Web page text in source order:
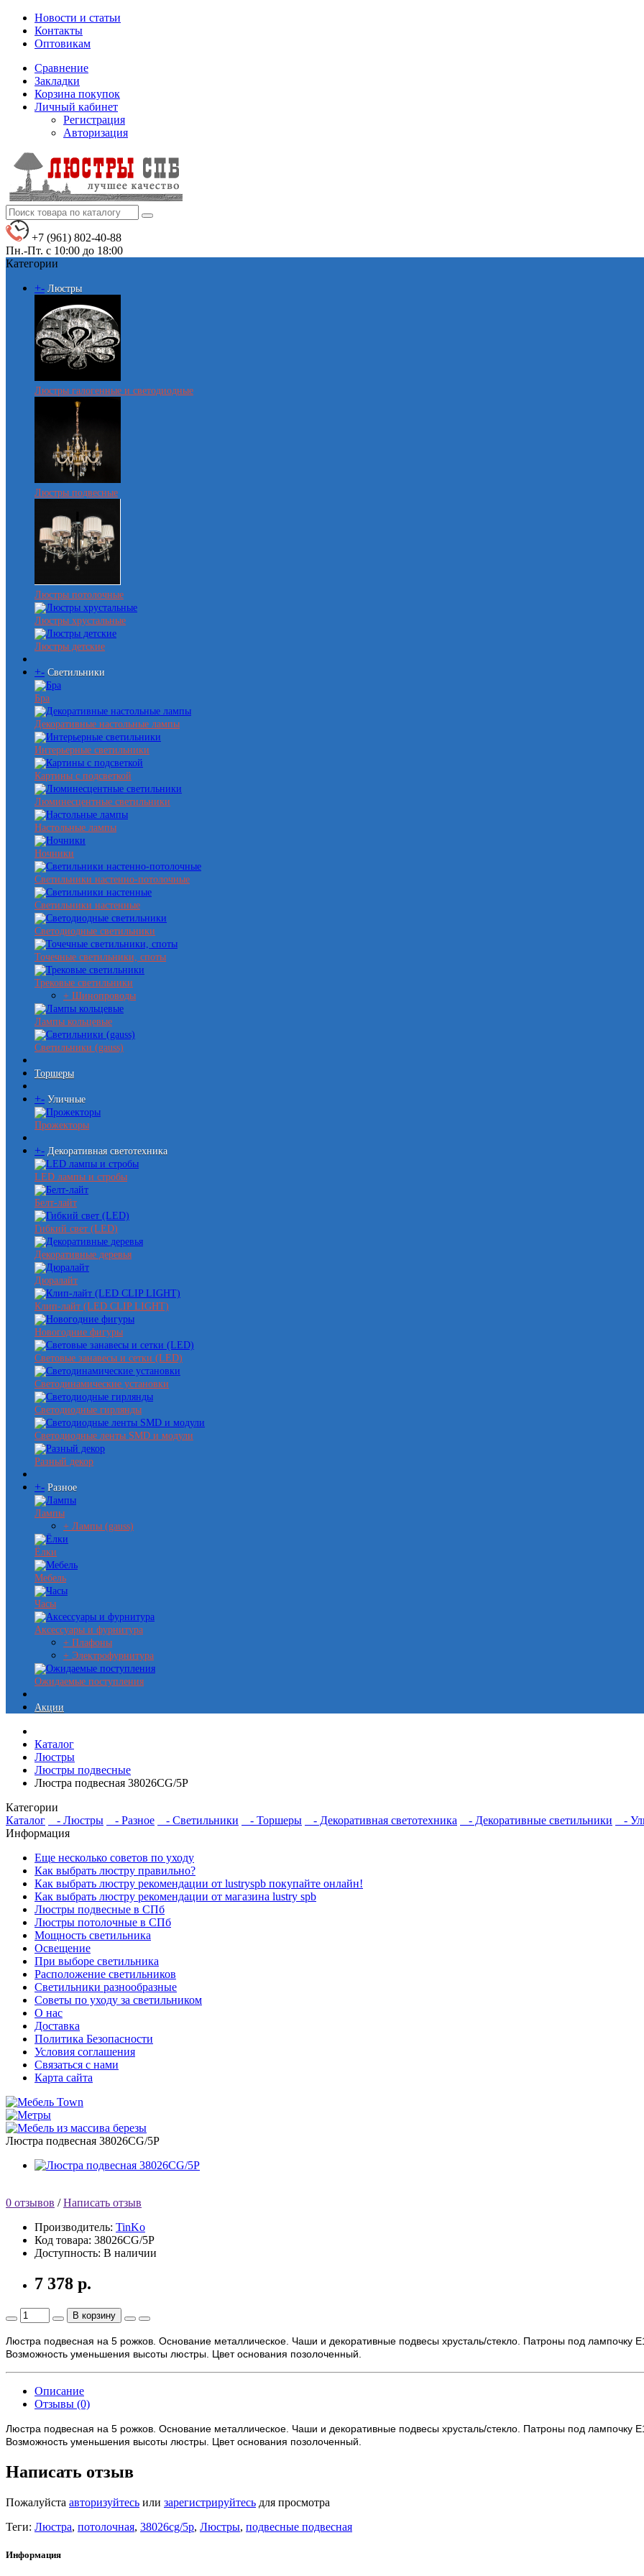
Новости и статьи
Контакты
Оптовикам
Сравнение
Закладки
Корзина покупок
Личный кабинет
Регистрация
Авторизация
+7 (961) 802-40-88
Пн.-Пт. с 10:00 до 18:00
Категории
+- Люстры
Люстры галогенные и светодиодные
Люстры подвесные
Люстры потолочные
Люстры хрустальные
Люстры детские
+- Светильники
Бра
Декоративные настольные лампы
Интерьерные светильники
Картины с подсветкой
Люминесцентные светильники
Настольные лампы
Ночники
Светильники настенно-потолочные
Светильники настенные
Светодиодные светильники
Точечные светильники, споты
Трековые светильники
+ Шинопроводы
Лампы кольцевые
Светильники (gauss)
Торшеры
+- Уличные
Прожекторы
+- Декоративная светотехника
LED лампы и стробы
Белт-лайт
Гибкий свет (LED)
Декоративные деревья
Дюралайт
Клип-лайт (LED CLIP LIGHT)
Новогодние фигуры
Световые занавесы и сетки (LED)
Светодинамические установки
Светодиодные гирлянды
Светодиодные ленты SMD и модули
Разный декор
+- Разное
Лампы
+ Лампы (gauss)
Ёлки
Мебель
Часы
Аксессуары и фурнитура
+ Плафоны
+ Электрофурнитура
Ожидаемые поступления
Акции
Каталог
Люстры
Люстры подвесные
Люстра подвесная 38026CG/5P
Категории
Каталог
- Люстры - Разное - Светильники - Торшеры - Декоративная светотехника - Декоративные светильники
-
Информация
Еще несколько советов по уходу
Как выбрать люстру правильно?
Как выбрать люстру рекомендации от lustryspb покупайте онлайн!
Как выбрать люстру рекомендации от магазина lustry spb
Люстры подвесные в СПб
Люстры потолочные в СПб
Мощность светильника
Освещение
При выборе светильника
Расположение светильников
Светильники разнообразные
Советы по уходу за светильником
О нас
Доставка
Политика Безопасности
Условия соглашения
Связаться с нами
Карта сайта
Люстра подвесная 38026CG/5P
0 отзывов /Написать отзыв
Производитель: TinKo
Код товара: 38026CG/5P
Доступность: В наличии
7 378 р.
В корзину
Люстра подвесная на 5 рожков. Основание металлическое. Чаши и декоративные подвесы хрусталь/стекло. Патроны под лампочку
Возможность уменьшения высоты люстры. Цвет основания позолоченный.
Описание
Отзывы (0)
Люстра подвесная на 5 рожков. Основание металлическое. Чаши и декоративные подвесы хрусталь/стекло. Патроны под лампочку
Возможность уменьшения высоты люстры. Цвет основания позолоченный.
Написать отзыв
Пожалуйста авторизуйтесь или зарегистрируйтесь для просмотра
Теги: Люстра, потолочная, 38026cg/5p, Люстры, подвесные подвесная
Информация